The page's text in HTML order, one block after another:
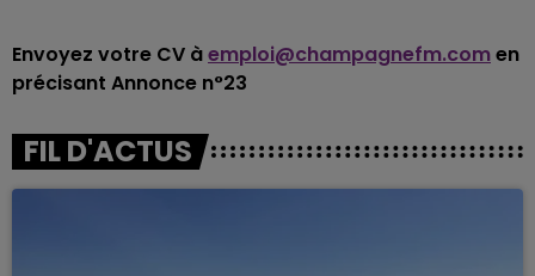
Envoyez votre CV àemploi@champagnefm.comen
précisant Annonce n°23
FIL D'ACTUS